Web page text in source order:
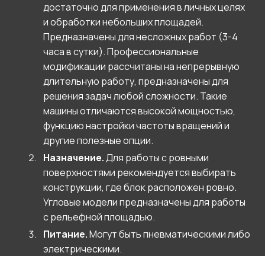
достаточно для применения в личных целях
и обработки небольших площадей.
Предназначены для несложных работ (3-4
часа в сутки). Профессиональные
модификации рассчитаны на непрерывную
длительную работу, предназначены для
решения задач любой сложности. Такие
машины отличаются высокой мощностью,
функцию настройки частоты вращений и
другие полезные опции.
Назначение.Для работы с ровными
поверхностями рекомендуется выбирать
конструкции, где блок расположен ровно.
Угловые модели предназначены для работы
с рельефной площадью.
Питание.Могут быть пневматическими либо
электрическими.